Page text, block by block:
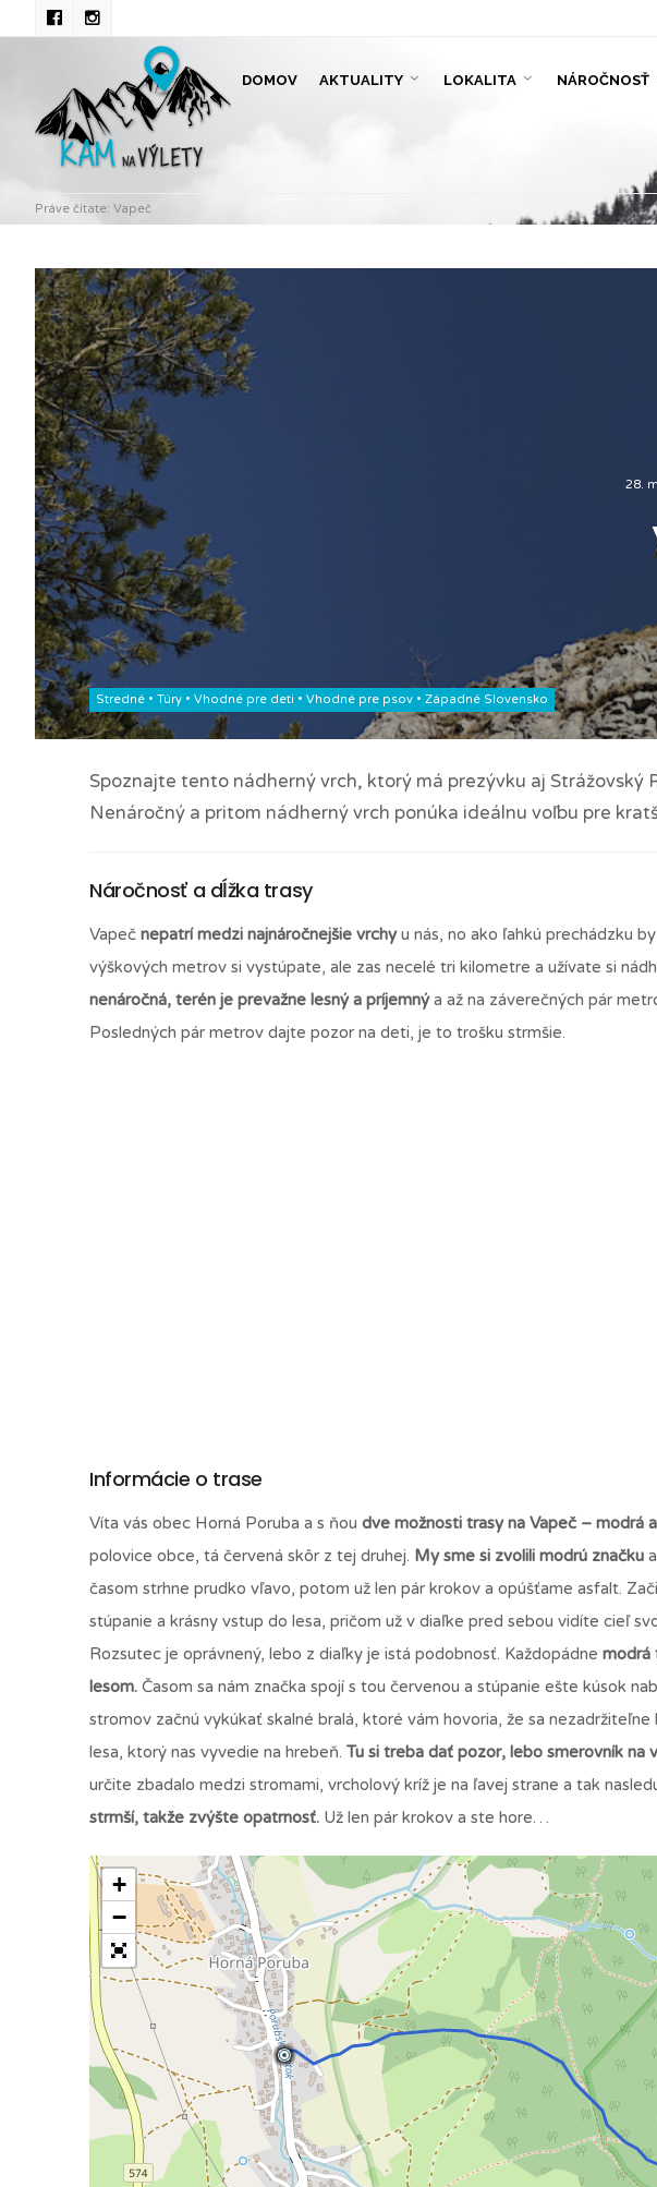
DOMOV AKTUALITY LOKALITA NÁROČNOSŤ
Práve čítate: Vapeč
28.
Stredné • Túry • Vhodné pre deti • Vhodné pre psov • Západné Slovensko
Spoznajte tento nádherný vrch, ktorý má prezývku aj Strážovský
Nenáročný a pritom nádherný vrch ponúka ideálnu voľbu pre
Náročnosť a dĺžka trasy
Vapeč nepatrí medzi najnáročnejšie vrchyu nás, no ako ľahkú prechádzku
výškových metrov si vystúpate, ale zas necelé tri kilometre a užívate si
nenáročná, terén je prevažne lesný a príjemnýa až na záverečných pár
Posledných pár metrov dajte pozor na deti, je to trošku strmšie.
Informácie o trase
Víta vás obec Horná Poruba a s ňou dve možnosti trasy na Vapeč – modrá
polovice obce, tá červená skôr z tej druhej. My sme si zvolili modrú značku
časom strhne prudko vľavo, potom už len pár krokov a opúšťame asfalt.
stúpanie a krásny vstup do lesa, pričom už v diaľke pred sebou vidíte cieľ
Rozsutec je oprávnený, lebo z diaľky je istá podobnosť. Každopádne modrá
lesom. Časom sa nám značka spojí s tou červenou a stúpanie ešte kúsok
stromov začnú vykúkať skalné bralá, ktoré vám hovoria, že sa
lesa, ktorý nas vyvedie na hrebeň. Tu si treba dať pozor, lebo smerovník na
určite zbadalo medzi stromami, vrcholový kríž je na ľavej strane a tak
strmší, takže zvýšte opatrnosť. Už len pár krokov a ste hore…
+
−